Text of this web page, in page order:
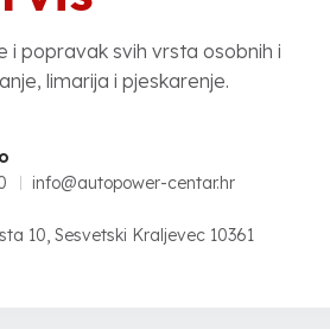
i popravak svih vrsta osobnih i
limarija i pjeskarenje.
info@autopower-centar.hr
10, Sesvetski Kraljevec 10361